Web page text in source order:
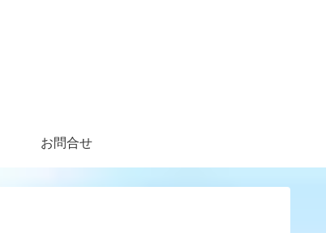
お問合せ